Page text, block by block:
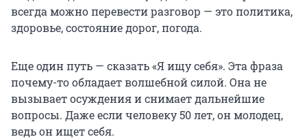
всегда можно перевести разговор — это политика,
здоровье, состояние дорог, погода.
Еще один путь — сказать «Я ищу себя». Эта фраза
почему-то обладает волшебной силой. Она не
вызывает осуждения и снимает дальнейшие
вопросы. Даже если человеку 50 лет, он молодец,
ведь он ищет себя.